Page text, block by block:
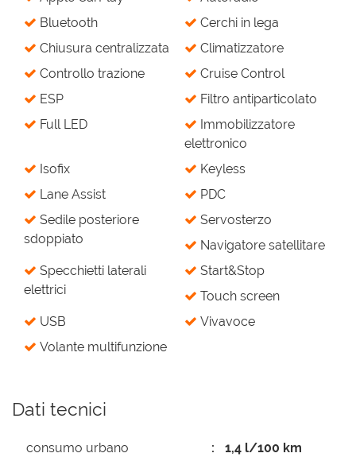
Bluetooth
Cerchi in lega
Chiusura centralizzata
Climatizzatore
Controllo trazione
Cruise Control
ESP
Filtro antiparticolato
Full LED
Immobilizzatore
elettronico
Isofix
Keyless
Lane Assist
PDC
Sedile posteriore
sdoppiato
Servosterzo
Navigatore satellitare
Specchietti laterali
elettrici
Start&Stop
Touch screen
USB
Vivavoce
Volante multifunzione
Dati tecnici
consumo urbano 1,4 l/100 km